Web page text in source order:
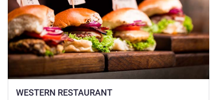
WESTERN RESTAURANT